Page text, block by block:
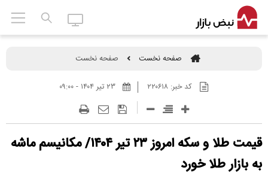
صفحه نخست صفحه نخست
کد خبر: ۲۲۰۶۱۸
قیمت طلا و سکه امروز ۲۳ تیر ۱۴۰۴/ مکانیسم ماشه
به بازار طلا خورد